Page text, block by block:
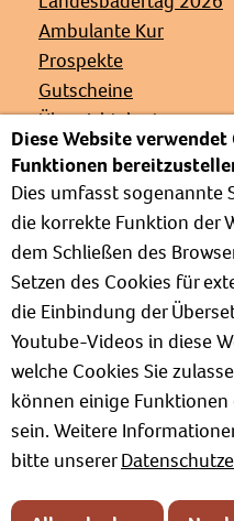
Ambulante Kur
Prospekte
Gutscheine
Übersichtskarte
Veranstaltungen
Presse
Links
Partnerverbände
Barrierefrei
Weg zur Kur
Kur- und
Informationen zum
Positionspapiere
Impressum
Diese Website
Funktionen
Dies umfasst sogenannte
die korrekte Funktion der
dem Schließen des
Setzen des Cookies für
die Einbindung der
Youtube-Videos in diese
welche Cookies Sie
können einige
sein. Weitere
bitte unserer